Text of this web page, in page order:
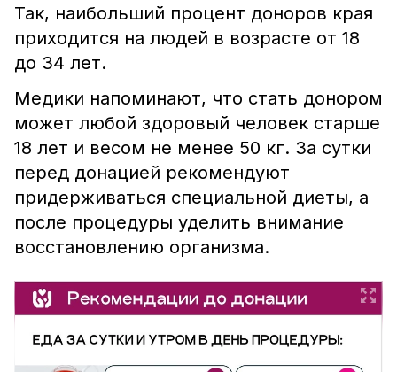
Так, наибольший процент доноров края
приходится на людей в возрасте от 18
до 34 лет.
Медики напоминают, что стать донором
может любой здоровый человек старше
18 лет и весом не менее 50 кг. За сутки
перед донацией рекомендуют
придерживаться специальной диеты, а
после процедуры уделить внимание
восстановлению организма.